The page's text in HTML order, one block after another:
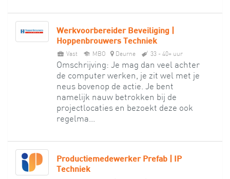
Werkvoorbereider Beveiliging |
Hoppenbrouwers Techniek
Vast MBO Deurne 33 - 40+ uur
Omschrijving: Je mag dan veel achter
de computer werken, je zit wel met je
neus bovenop de actie. Je bent
namelijk nauw betrokken bij de
projectlocaties en bezoekt deze ook
regelma...
Productiemedewerker Prefab | IP
Techniek